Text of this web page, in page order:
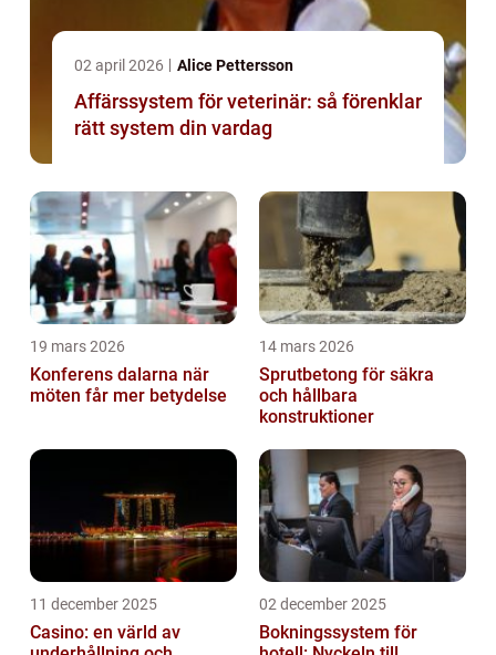
02 april 2026 Alice Pettersson
Affärssystem för veterinär: så förenklar
rätt system din vardag
19 mars 2026
Konferens dalarna när
möten får mer betydelse
14 mars 2026
Sprutbetong för säkra
och hållbara
konstruktioner
11 december 2025
Casino: en värld av
02 december 2025
Bokningssystem för